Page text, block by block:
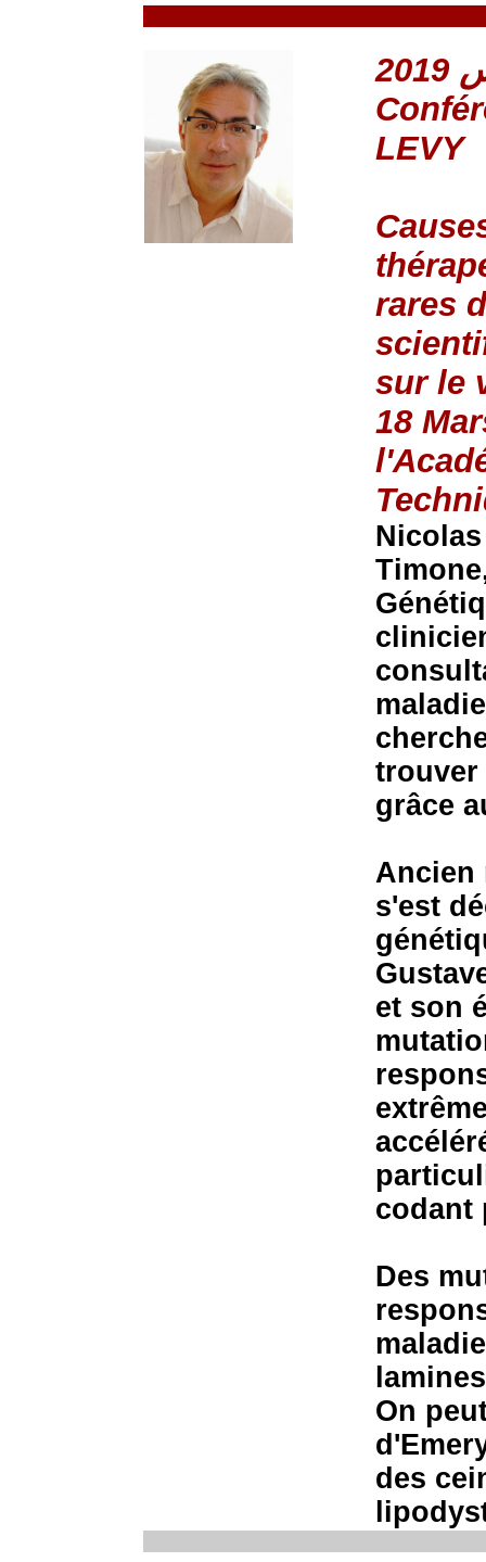
LEVY
rares
sur le
18
trouver
grâce
Ancien
s'est
et son
codant
Des
On
des